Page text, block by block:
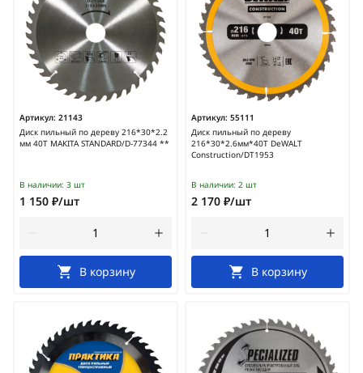
Артикул: 21143
Диск пильный по дереву 216*30*2.2
мм 40Т МАКIТА STANDARD/D-77344 **
В наличии: 3 шт
1 150 ₽/шт
В корзину
Артикул: 55111
Диск пильный по дереву
216*30*2.6мм*40Т DeWALT
Construction/DT1953
В наличии: 2 шт
2 170 ₽/шт
В корзину